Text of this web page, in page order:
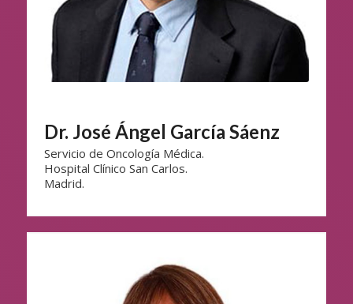
Dr. José Ángel García Sáenz
Servicio de Oncología Médica.
Hospital Clínico San Carlos.
Madrid.